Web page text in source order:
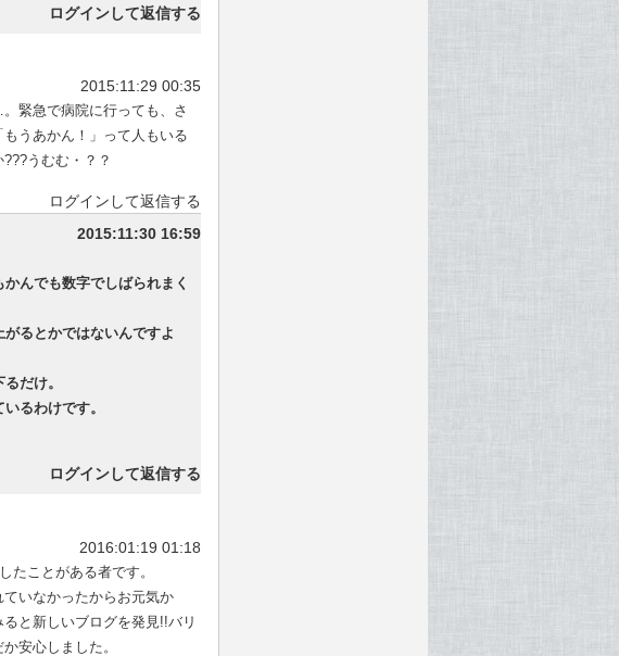
ログインして返信する
2015:11:29 00:35
緊急で病院に行っても、さ
うあかん！」って人もいる
うむむ・？？
ログインして返信する
2015:11:30 16:59
んでも数字でしばられまく
るとかではないんですよ
だけ。
るわけです。
ログインして返信する
2016:01:19 01:18
たことがある者です。
いなかったからお元気か
と新しいブログを発見!!バリ
安心しました。